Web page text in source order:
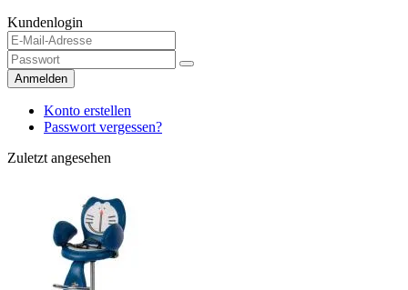
Kundenlogin
Anmelden
Konto erstellen
Passwort vergessen?
Zuletzt angesehen